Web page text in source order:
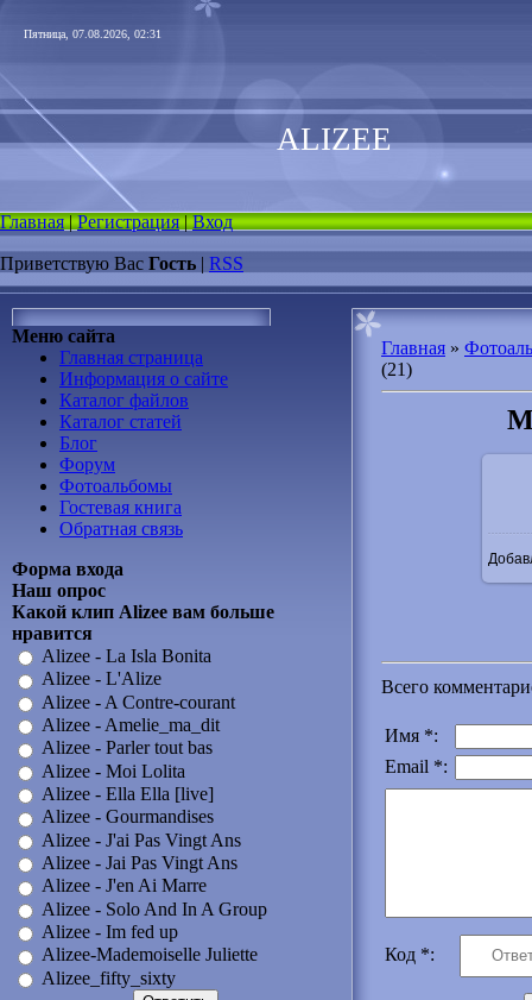
Пятница, 07.08.2026, 02:31
ALIZEE
Главная|Регистрация|Вход
Приветствую Вас Гость | RSS
Меню сайта
Главная страница
Информация о сайте
Каталог файлов
Каталог статей
Блог
Форум
Фотоальбомы
Гостевая книга
Обратная связь
Форма входа
Наш опрос
Какой клип Alizee вам больше
нравится
Alizee - La Isla Bonita
Alizee - L'Alize
Alizee - A Contre-courant
Alizee - Amelie_ma_dit
Alizee - Parler tout bas
Alizee - Moi Lolita
Alizee - Ella Ella [live]
Alizee - Gourmandises
Alizee - J'ai Pas Vingt Ans
Alizee - Jai Pas Vingt Ans
Alizee - J'en Ai Marre
Alizee - Solo And In A Group
Alizee - Im fed up
Alizee-Mademoiselle Juliette
Alizee_fifty_sixty
Главная »
(21)
Всего
Имя *:
Email *:
Код *: